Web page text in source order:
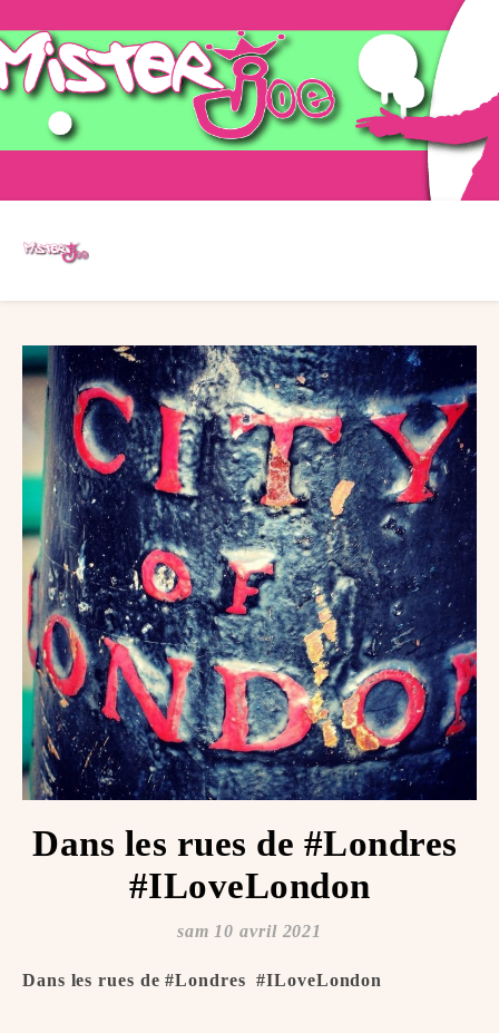
Dans les rues de #Londres ️
#ILoveLondon
sam 10 avril 2021
Dans les rues de #Londres ️ #ILoveLondon